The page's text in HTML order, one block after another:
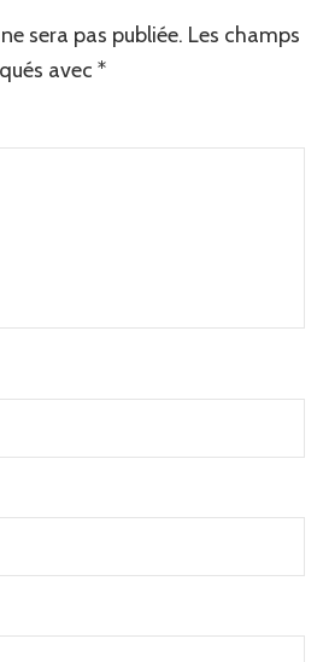
sera pas publiée. Les champs
avec *